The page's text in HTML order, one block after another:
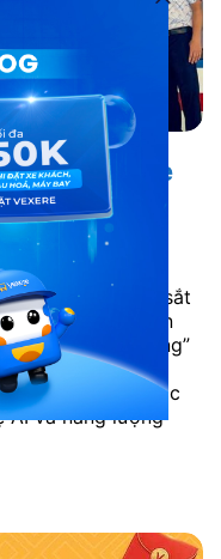
162 toa xe
cho Tết
tàu hỏa Bắc
Ngành đường sắt
xe hiện đại trên
cuộc “cách mạng”
khách dịp Tết
hơn, sạch hơn, các
AI và năng lượng